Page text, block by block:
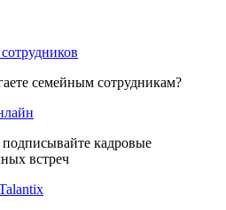
семейным сотрудникам?
кадровые
встреч